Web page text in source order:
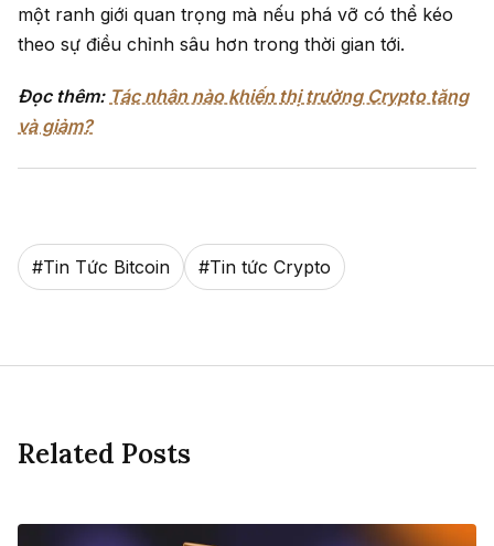
một ranh giới quan trọng mà nếu phá vỡ có thể kéo
theo sự điều chỉnh sâu hơn trong thời gian tới.
Đọc thêm: Tác nhân nào khiến thị trường Crypto tăng
và giảm?
#Tin Tức Bitcoin #Tin tức Crypto
Related Posts